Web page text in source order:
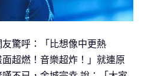
驚呼：「比想像中更熱
超燃！音樂超炸！」就連原